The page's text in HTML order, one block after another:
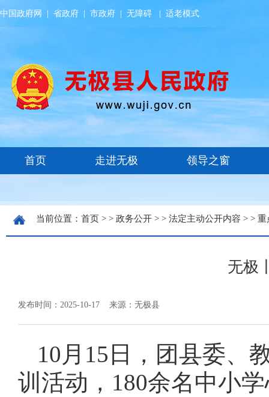
中国政府网 省政府 市政府 无障碍 适老模式
当前位置： 首页 > > 政务公开 > > 法定主动公开内容 > > 重
无极
发布时间：2025-10-17 来源：无极县
10月15日，团县委、
训活动，180余名中小